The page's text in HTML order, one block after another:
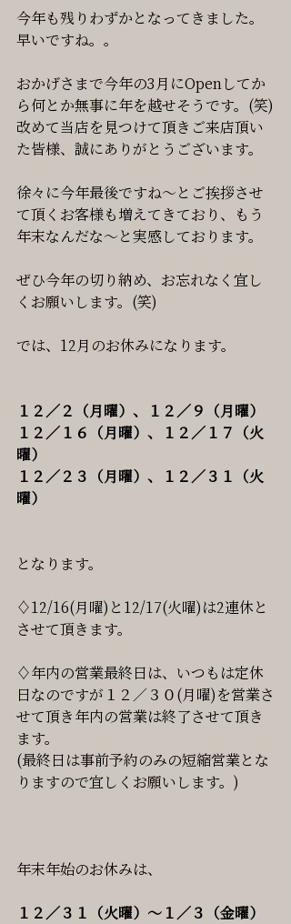
今年も残りわずかとなってきました。
早いですね。。
おかげさまで今年の3月にOpenしてか
ら何とか無事に年を越せそうです。(笑)
改めて当店を見つけて頂きご来店頂い
た皆様、誠にありがとうございます。
徐々に今年最後ですね〜とご挨拶させ
て頂くお客様も増えてきており、もう
年末なんだな〜と実感しております。
ぜひ今年の切り納め、お忘れなく宜し
くお願いします。(笑)
では、12月のお休みになります。
１２／２（月曜）、１２／９（月曜）
１２／１６（月曜）、１２／１７（火
曜）
１２／２３（月曜）、１２／３１（火
曜）
となります。
♢12/16(月曜)と12/17(火曜)は2連休と
させて頂きます。
♢年内の営業最終日は、いつもは定休
日なのですが１２／３０(月曜)を営業さ
せて頂き年内の営業は終了させて頂き
ます。
(最終日は事前予約のみの短縮営業とな
りますので宜しくお願いします。)
年末年始のお休みは、
１２／３１（火曜）〜１／３（金曜）